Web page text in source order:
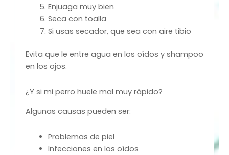
Enjuaga muy bien
Seca con toalla
Si usas secador, que sea con aire tibio
Evita que le entre agua en los oídos y shampoo
en los ojos.
¿Y si mi perro huele mal muy rápido?
Algunas causas pueden ser:
Problemas de piel
Infecciones en los oídos